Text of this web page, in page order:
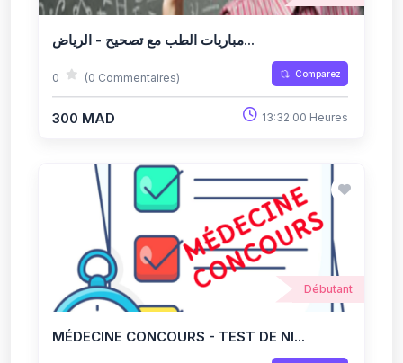
مباريات الطب مع تصحيح - الرياض...
0 (0 Commentaires) Comparez
300 MAD 13:32:00 Heures
Débutant
MÉDECINE CONCOURS - TEST DE NI...